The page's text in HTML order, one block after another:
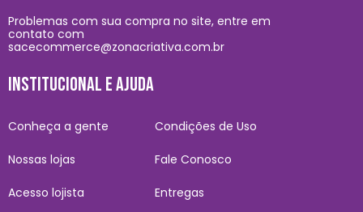
Problemas com sua compra no site, entre em
contato com
sacecommerce@zonacriativa.com.br
INSTITUCIONAL E AJUDA
Conheça a gente
Nossas lojas
Acesso lojista
Condições de Uso
Fale Conosco
Entregas